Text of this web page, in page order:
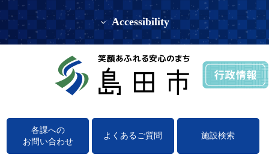
Accessibility
各課への
お問い合わせ
よくあるご質問 施設検索